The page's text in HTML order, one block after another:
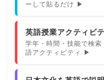
ーして貼るだけ ▶
英語授業アクティビ
学年・時間・技能で検
語アクティビティ ▶